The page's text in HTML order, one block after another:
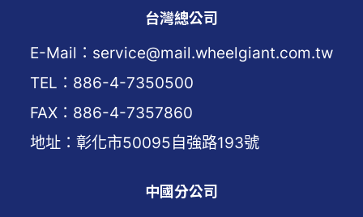
台灣總公司
E-Mail：service@mail.wheelgiant.com.tw
TEL：886-4-7350500
FAX：886-4-7357860
地址：彰化市50095自強路193號
中國分公司